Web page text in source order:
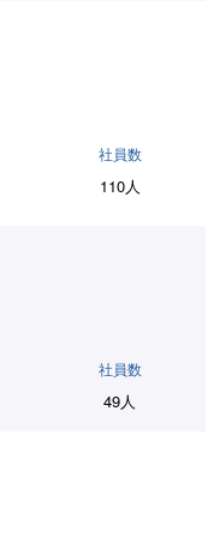
社員数
110人
社員数
49人